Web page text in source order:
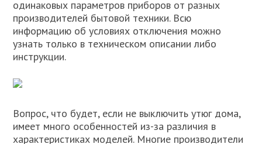
одинаковых параметров приборов от разных
производителей бытовой техники. Всю
информацию об условиях отключения можно
узнать только в техническом описании либо
инструкции.
Вопрос, что будет, если не выключить утюг дома,
имеет много особенностей из-за различия в
характеристиках моделей. Многие производители